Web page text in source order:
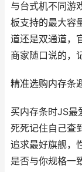
与台式机不同游
板支持的最大容
道还是双通道，
商家随口说的，
精准选购内存条
买内存条时JS最
死死记住自己查
追求最好旗舰，
是否与你规格一